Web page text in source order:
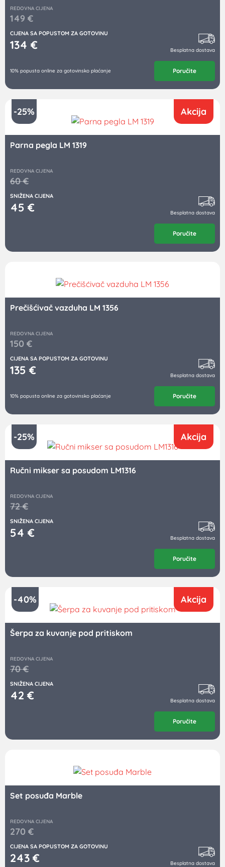
REDOVNA CIJENA
149 €
CIJENA SA POPUSTOM ZA GOTOVINU
134 € Besplatna dostava
10% popusta online za gotovinsko plaćanje Poručite
-25% Akcija
Parna pegla LM 1319
REDOVNA CIJENA
60€
SNIŽENA CIJENA
45 € Besplatna dostava
Poručite
Prečišćivač vazduha LM 1356
REDOVNA CIJENA
150 €
CIJENA SA POPUSTOM ZA GOTOVINU
135 € Besplatna dostava
10% popusta online za gotovinsko plaćanje Poručite
-25% Akcija
Ručni mikser sa posudom LM1316
REDOVNA CIJENA
72€
SNIŽENA CIJENA
54 € Besplatna dostava
Poručite
-40% Akcija
Šerpa za kuvanje pod pritiskom
REDOVNA CIJENA
70€
SNIŽENA CIJENA
42 € Besplatna dostava
Poručite
Set posuđa Marble
REDOVNA CIJENA
270 €
CIJENA SA POPUSTOM ZA GOTOVINU
243 € Besplatna dostava